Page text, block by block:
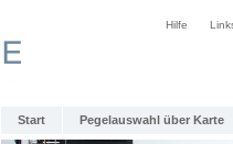
Hilfe
Start Pegelauswahl über Karte